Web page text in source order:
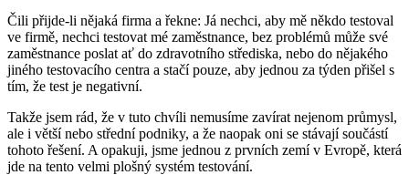
Čili přijde-li nějaká firma a řekne: Já nechci, aby mě někdo testoval
ve firmě, nechci testovat mé zaměstnance, bez problémů může své
zaměstnance poslat ať do zdravotního střediska, nebo do nějakého
jiného testovacího centra a stačí pouze, aby jednou za týden přišel s
tím, že test je negativní.
Takže jsem rád, že v tuto chvíli nemusíme zavírat nejenom průmysl,
ale i větší nebo střední podniky, a že naopak oni se stávají součástí
tohoto řešení. A opakuji, jsme jednou z prvních zemí v Evropě, která
jde na tento velmi plošný systém testování.